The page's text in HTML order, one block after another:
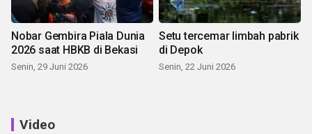
Nobar Gembira Piala Dunia
2026 saat HBKB di Bekasi
Senin, 29 Juni 2026
Setu tercemar limbah pabrik
di Depok
Senin, 22 Juni 2026
Video